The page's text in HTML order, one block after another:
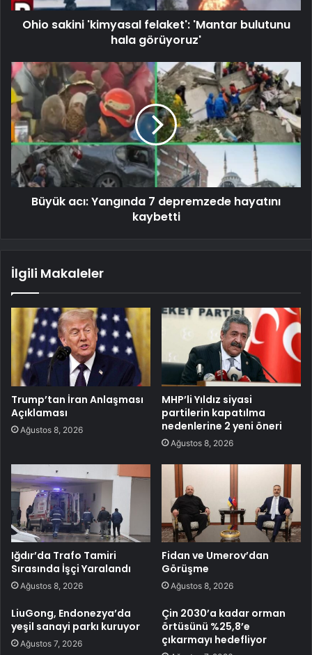
Ohio sakini 'kimyasal felaket': 'Mantar bulutunu
hala görüyoruz'
Büyük acı: Yangında 7 depremzede hayatını
kaybetti
İlgili Makaleler
Trump’tan İran Anlaşması
Açıklaması
Ağustos 8, 2026
MHP’li Yıldız siyasi
partilerin kapatılma
nedenlerine 2 yeni öneri
Ağustos 8, 2026
Iğdır’da Trafo Tamiri
Sırasında İşçi Yaralandı
Ağustos 8, 2026
Fidan ve Umerov’dan
Görüşme
Ağustos 8, 2026
LiuGong, Endonezya’da
yeşil sanayi parkı kuruyor
Ağustos 7, 2026
Çin 2030’a kadar orman
örtüsünü %25,8’e
çıkarmayı hedefliyor